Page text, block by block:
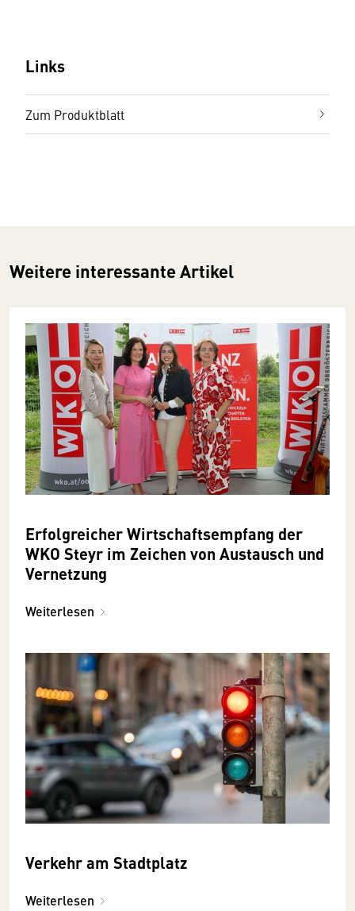
Links
Zum Produktblatt
Weitere interessante Artikel
Erfolgreicher Wirtschaftsempfang der
WKO Steyr im Zeichen von Austausch und
Vernetzung
Weiterlesen
Verkehr am Stadtplatz
Weiterlesen